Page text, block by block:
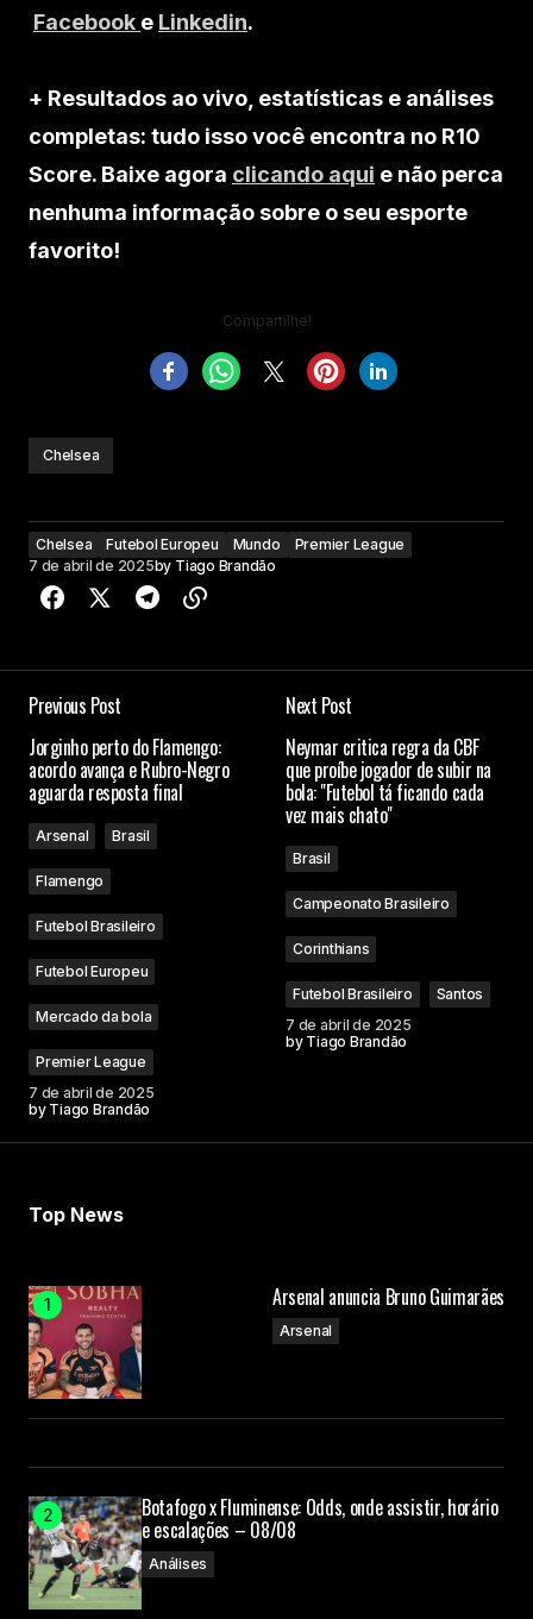
Facebook e Linkedin.
+ Resultados ao vivo, estatísticas e análises
completas: tudo isso você encontra no R10
Score. Baixe agora clicando aqui e não perca
nenhuma informação sobre o seu esporte
favorito!
Compartilhe!
Chelsea
Chelsea Futebol Europeu Mundo
Premier League
7 de abril de 2025by Tiago Brandão
Previous Post
Jorginho perto do Flamengo:
acordo avança e Rubro-Negro
aguarda resposta final
Arsenal Brasil
Flamengo
Futebol Brasileiro
Futebol Europeu
Mercado da bola
Premier League
7 de abril de 2025
by Tiago Brandão
Next Post
Neymar critica regra da CBF
que proíbe jogador de subir na
bola: "Futebol tá ficando cada
vez mais chato"
Brasil
Campeonato Brasileiro
Corinthians
Futebol Brasileiro
Santos
7 de abril de 2025
by Tiago Brandão
Top News
Arsenal anuncia Bruno Guimarães
Arsenal
Botafogo x Fluminense: Odds, onde assistir, horário
e escalações – 08/08
Análises